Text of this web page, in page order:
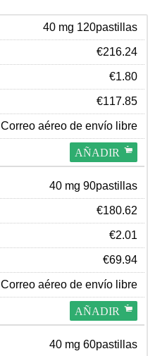
40 mg 120pastillas
€216.24
€1.80
€117.85
Correo aéreo de envío libre
AÑADIR
40 mg 90pastillas
€180.62
€2.01
€69.94
Correo aéreo de envío libre
AÑADIR
40 mg 60pastillas